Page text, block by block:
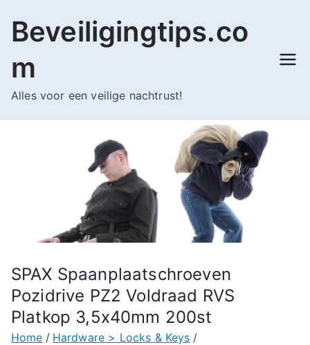
naar
inhoud
Beveiligingtips.co
m
Alles voor een veilige nachtrust!
SPAX Spaanplaatschroeven
Pozidrive PZ2 Voldraad RVS
Platkop 3,5x40mm 200st
Home
Hardware > Locks & Keys